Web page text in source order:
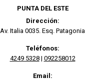
PUNTA DEL ESTE
Dirección:
Av. Italia 0035. Esq. Patagonia
Teléfonos:
4249 5328| 092258012
Email: